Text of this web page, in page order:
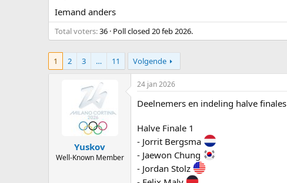
Iemand anders
Total voters 36 Poll closed 20 feb 2026.
1 2 3 … 11 Volgende
Yuskov
Well-Known Member
24 jan 2026
Deelnemers en indeling halve finales
Halve Finale 1
- Jorrit Bergsma
- Jaewon Chung
- Jordan Stolz